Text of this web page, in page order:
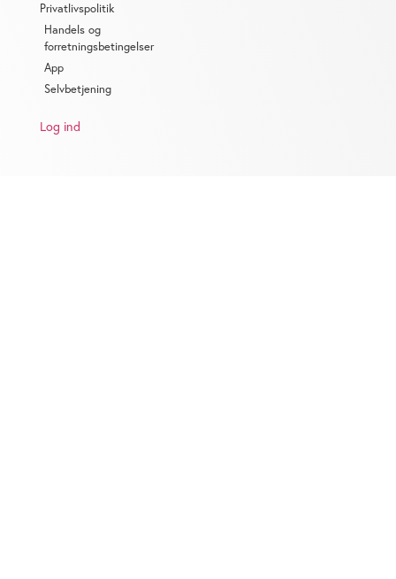
Privatlivspolitik
Handels og
forretningsbetingelser
App
Selvbetjening
Log ind